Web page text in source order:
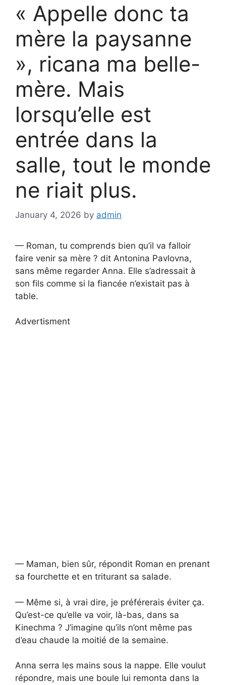
« Appelle donc ta
mère la paysanne
», ricana ma belle-
mère. Mais
lorsqu’elle est
entrée dans la
salle, tout le monde
ne riait plus.
January 4, 2026 by admin
— Roman, tu comprends bien qu’il va falloir
faire venir sa mère ? dit Antonina Pavlovna,
sans même regarder Anna. Elle s’adressait à
son fils comme si la fiancée n’existait pas à
table.
Advertisment
— Maman, bien sûr, répondit Roman en prenant
sa fourchette et en triturant sa salade.
— Même si, à vrai dire, je préférerais éviter ça.
Qu’est-ce qu’elle va voir, là-bas, dans sa
Kinechma ? J’imagine qu’ils n’ont même pas
d’eau chaude la moitié de la semaine.
Anna serra les mains sous la nappe. Elle voulut
répondre, mais une boule lui remonta dans la